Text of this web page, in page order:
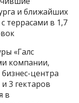
и ближайших
террасами в 1,7
«Галс
компании,
центра
3 гектаров
в